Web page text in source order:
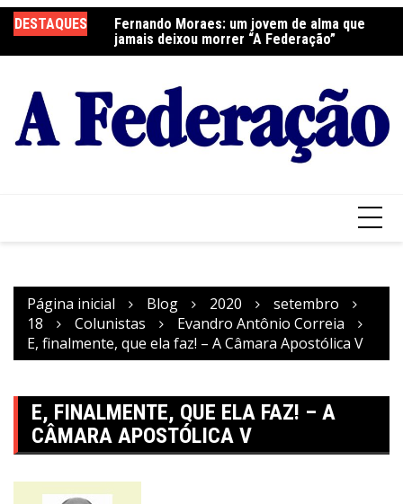
para
o
DESTAQUES
Fernando Moraes: um jovem de alma que
jamais deixou morrer “A Federação”
Curso Oração e Vida na Paróquia São José
Página inicial Blog 2020
setembro
18
Colunistas
Evandro Antônio Correia
E, finalmente, que ela faz! – A Câmara Apostólica V
E, FINALMENTE, QUE ELA FAZ! – A
CÂMARA APOSTÓLICA V